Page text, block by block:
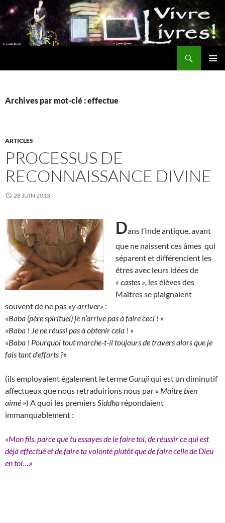
Aller
au
contenu
Archives par mot-clé : effectue
ARTICLES
PROCESSUS DE
RECONNAISSANCE DIVINE
28 JUIN 2013
Dans l’Inde antique, avant
que ne naissent ces âmes qui
séparent et différencient les
êtres avec leurs idées de
« castes » , les élèves des
Maîtres se plaignaient
souvent de ne pas «y arriver» :
«Baba (père spirituel) je n’arrive pas à faire ceci ! »
«Baba ! Je ne réussi pas à obtenir cela ! »
«Baba ! Pourquoi tout marche-t-il toujours de travers alors que je
fais tant d’efforts ?»
(ils employaient également le termeGurujiqui est un diminutif
affectueux que nous retraduirions nous par « Maître bien
aimé ») A quoi les premiers Siddha répondaient
immanquablement :
«Mon fils, parce que tu essayes de le faire toi, de réussir ce qui est
déjà effectué et de faire ta volonté plutôt que de faire celle de Dieu
en toi….»